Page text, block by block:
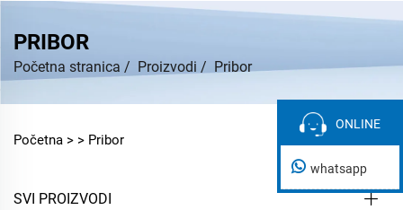
PRIBOR
Početna stranica / Proizvodi / Pribor
Početna > > Pribor
SVI PROIZVODI
ONLINE
ONLINE
whatsapp